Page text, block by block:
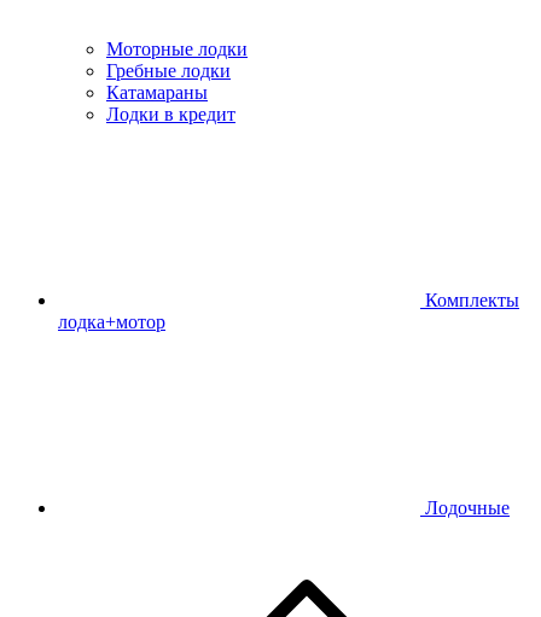
Моторные лодки
Гребные лодки
Катамараны
Лодки в кредит
Комплекты
лодка+мотор
Лодочные